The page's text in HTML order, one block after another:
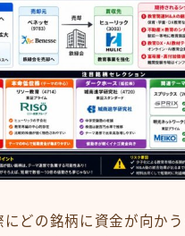
にどの銘柄に資金が向か